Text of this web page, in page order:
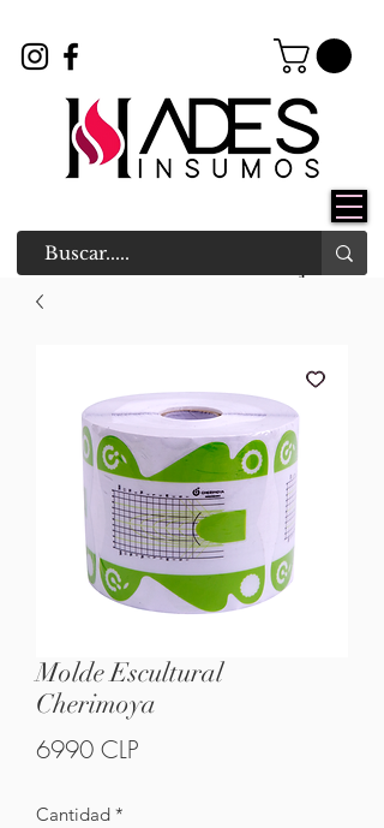
Molde Escultural
Cherimoya
6990 CLPPrecio
Cantidad *